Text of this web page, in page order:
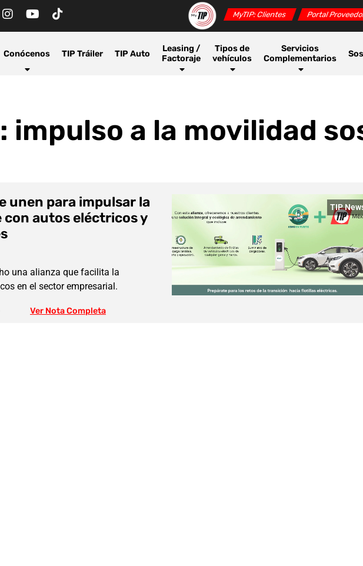
MyTIP: Clientes Portal
Conócenos TIP Tráiler TIP Auto
Leasing /
Factoraje
Tipos de
vehículos
Servicios
Complementarios
impulso a la movilidad
unen para impulsar la
autos eléctricos y
TIP
una alianza que facilita la
en el sector empresarial.
Ver Nota Completa